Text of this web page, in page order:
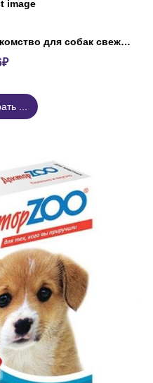
Витаминно-минеральное лакомство для собак свежее дыхание Омега Нео+
₽
...